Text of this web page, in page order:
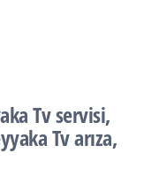
Tv servisi,
Tv arıza,